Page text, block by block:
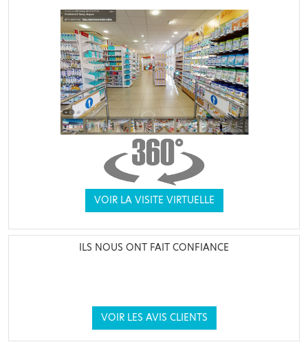
VOIR LA VISITE VIRTUELLE
ILS NOUS ONT FAIT CONFIANCE
VOIR LES AVIS CLIENTS